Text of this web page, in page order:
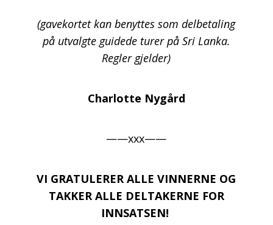
(gavekortet kan benyttes som delbetaling
på utvalgte guidede turer på Sri Lanka.
Regler gjelder)
Charlotte Nygård
——xxx——
VI GRATULERER ALLE VINNERNE OG
TAKKER ALLE DELTAKERNE FOR
INNSATSEN!